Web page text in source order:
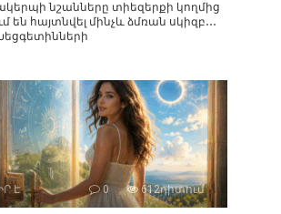
նշանները տիեզերքի կողմից
են հայտնվել մինչև ձմռան սկիզբ․․․
Է 0 612դիտում